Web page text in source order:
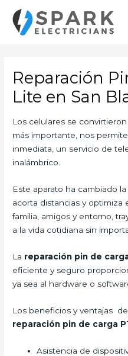
contenido
Reparación
Lite en San
Los celulares se
más importante, nos
inmediata, un servicio de
inalámbrico.
Este aparato ha cambiado
acorta distancias y
familia, amigos y entorno,
a la vida cotidiana sin
La reparación pin de
eficiente y seguro
ya sea al hardware o
Los beneficios y ventajas
reparación pin de carga
Asistencia de